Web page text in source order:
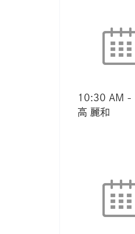
10:30 AM -
高 麗和